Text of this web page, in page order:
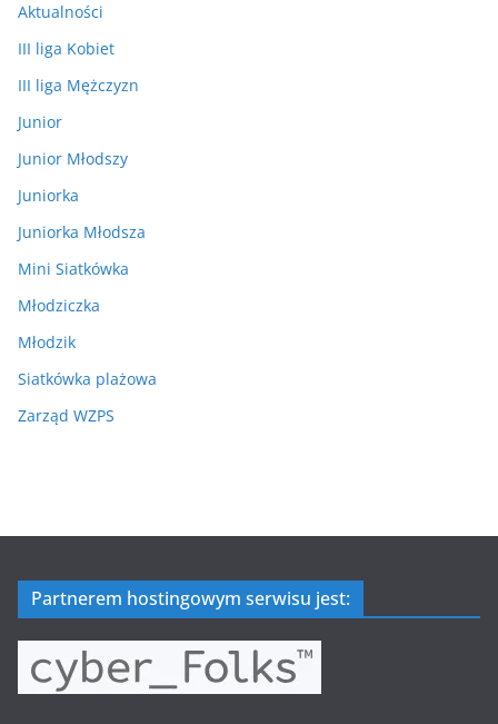
Aktualności
III liga Kobiet
III liga Mężczyzn
Junior
Junior Młodszy
Juniorka
Juniorka Młodsza
Mini Siatkówka
Młodziczka
Młodzik
Siatkówka plażowa
Zarząd WZPS
Partnerem hostingowym serwisu jest: